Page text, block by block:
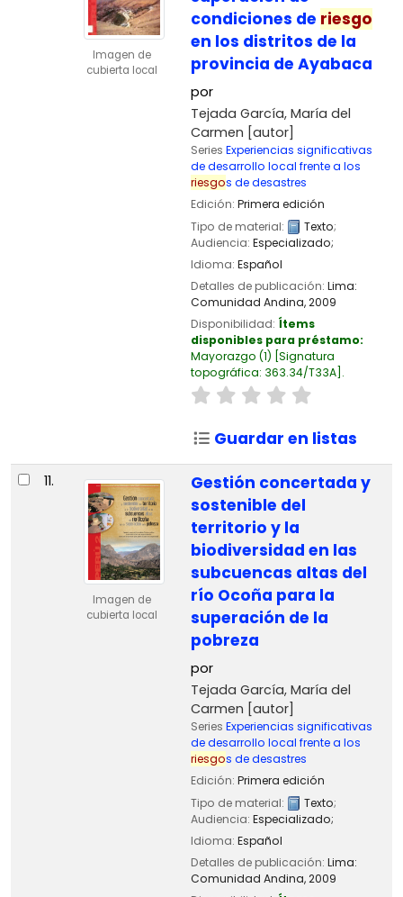
Imagen de
cubierta local
condiciones de riesgo
en los distritos de la
provincia de Ayabaca
por
Tejada García, María del
Carmen [autor]
Series Experiencias significativas
de desarrollo local frente a los
riesgos de desastres
Edición: Primera edición
Tipo de material:
Texto;
Audiencia: Especializado;
Idioma: Español
Detalles de publicación: Lima:
Comunidad Andina,2009
Disponibilidad: Ítems
disponibles para préstamo:
Mayorazgo (1) Signatura
topográfica: 363.34/T33A .
Guardar en listas
11.
Imagen de
cubierta local
Gestión concertada y
sostenible del
territorio y la
biodiversidad en las
subcuencas altas del
río Ocoña para la
superación de la
pobreza
por
Tejada García, María del
Carmen [autor]
Series Experiencias significativas
de desarrollo local frente a los
riesgos de desastres
Edición: Primera edición
Tipo de material:
Texto;
Audiencia: Especializado;
Idioma: Español
Detalles de publicación: Lima:
Comunidad Andina,2009